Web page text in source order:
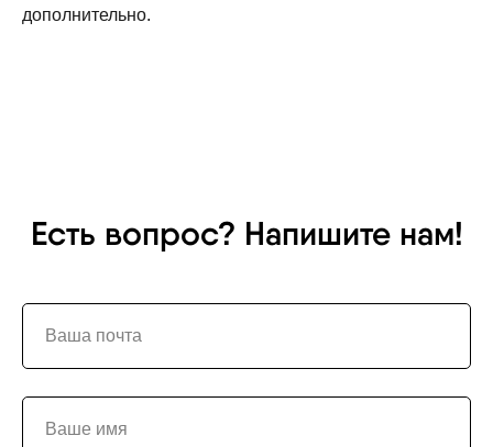
дополнительно.
Есть вопрос? Напишите нам!